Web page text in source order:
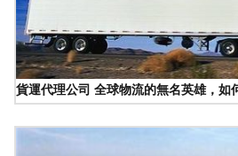
貨運代理公司 全球物流的無名英雄，如